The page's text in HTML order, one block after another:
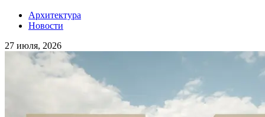
Архитектура
Новости
27 июля, 2026